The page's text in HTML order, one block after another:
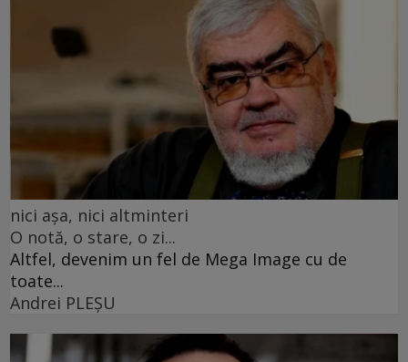
nici așa, nici altminteri
O notă, o stare, o zi...
Altfel, devenim un fel de Mega Image cu de
toate...
Andrei PLEŞU